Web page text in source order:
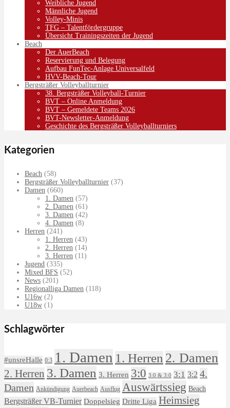
Weibliche Jugend
Männliche Jugend
Volley-Minis
TFG – Talentfördergruppe
Übersicht Trainingszeiten der Jugend
Beach
Der AuerBeach
Reservierung und Belegung
Aufbau FunTec-Anlage Universalfeld
HVV-Beach-Tour
Bergsträßer Volleyballturnier
38. Bergsträßer Volleyball-Turnier
BVT – Online Anmeldung
BVT – Gemeldete Teams 2026
BVT-Newsletter-Anmeldung
Geschichte des Bergsträßer Volleyballturniers
Kategorien
Beach (58)
Bergsträßer Volleyballturnier (37)
Damen (660)
1. Damen (57)
2. Damen (61)
3. Damen (42)
4. Damen (8)
Herren (241)
1. Herren (43)
2. Herren (14)
3. Herren (11)
Jugend (335)
Mixed BFS (52)
News (201)
Regionalliga Damen (118)
U16w (2)
U18w (1)
Schlagwörter
#unsreHalle 0:3 1. Damen 1. Herren 2. Damen
2. Herren 3. Damen 3. Herren 3:0 3:0 & 3:0 3:1 3:2 4.
Damen Ankündigung Auerbeach Ausflug Auswärtssieg Beach
Bergsträßer VB-Turnier Doppelsieg Dritte Liga Heimsieg